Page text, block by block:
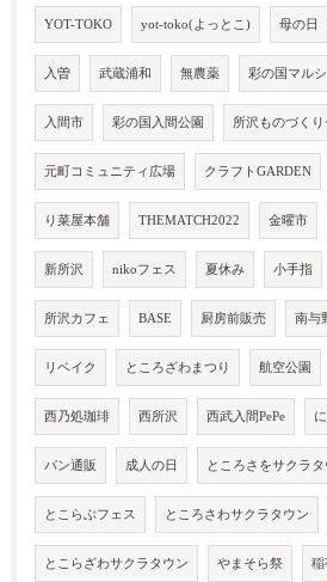
YOT-TOKO yot-toko(よっとこ) 母の日
入曽 武蔵浦和 無農薬 彩の国マル
入間市 彩の国入間公園 所沢ものづく
元町コミュニティ広場 クラフトGARDEN
り菜屋本舗 THEMATCH2022 金曜市
新所沢 nikoフェス 夏休み 小手指
所沢カフェ BASE 厨房前販売 南与
リベイク ところざわまつり 航空公園
西乃処珈琲 西所沢 西武入間PePe
パン通販 成人の日 ところさをサクラタ
とこらぶフェス ところさわサクラタウン
とこらざわサクラタウン やまそら祭 稲